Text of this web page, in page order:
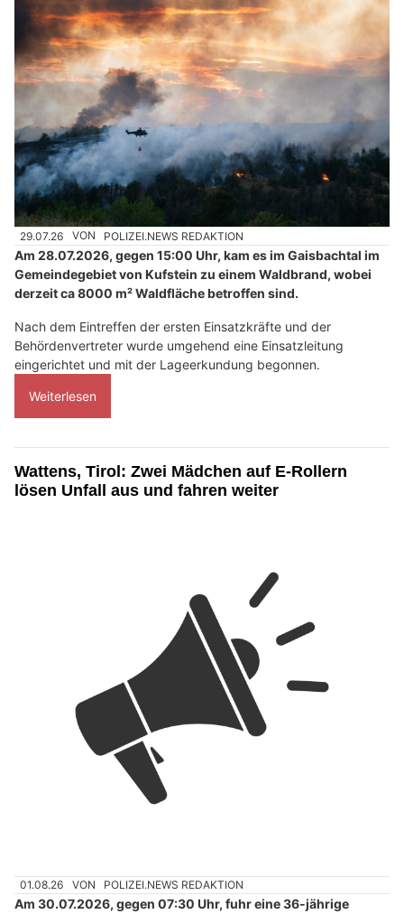
29.07.26 VON POLIZEI.NEWS REDAKTION
Am 28.07.2026, gegen 15:00 Uhr, kam es im Gaisbachtal im
Gemeindegebiet von Kufstein zu einem Waldbrand, wobei
derzeit ca 8000 m² Waldfläche betroffen sind.
Nach dem Eintreffen der ersten Einsatzkräfte und der
Behördenvertreter wurde umgehend eine Einsatzleitung
eingerichtet und mit der Lageerkundung begonnen.
Weiterlesen
Wattens, Tirol: Zwei Mädchen auf E-Rollern
lösen Unfall aus und fahren weiter
01.08.26 VON POLIZEI.NEWS REDAKTION
Am 30.07.2026, gegen 07:30 Uhr, fuhr eine 36-jährige